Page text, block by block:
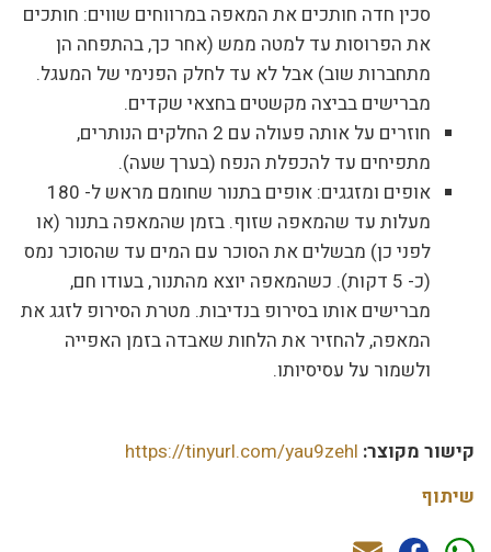
סכין חדה חותכים את המאפה במרווחים שווים: חותכים
את הפרוסות עד למטה ממש (אחר כך, בהתפחה הן
מתחברות שוב) אבל לא עד לחלק הפנימי של המעגל.
מברישים בביצה מקשטים בחצאי שקדים.
חוזרים על אותה פעולה עם 2 החלקים הנותרים,
מתפיחים עד להכפלת הנפח (בערך שעה).
אופים ומזגגים: אופים בתנור שחומם מראש ל- 180
מעלות עד שהמאפה שזוף. בזמן שהמאפה בתנור (או
לפני כן) מבשלים את הסוכר עם המים עד שהסוכר נמס
(כ- 5 דקות). כשהמאפה יוצא מהתנור, בעודו חם,
מברישים אותו בסירופ בנדיבות. מטרת הסירופ לזגג את
המאפה, להחזיר את הלחות שאבדה בזמן האפייה
ולשמור על עסיסיותו.
קישור מקוצר: https://tinyurl.com/yau9zehl
שיתוף